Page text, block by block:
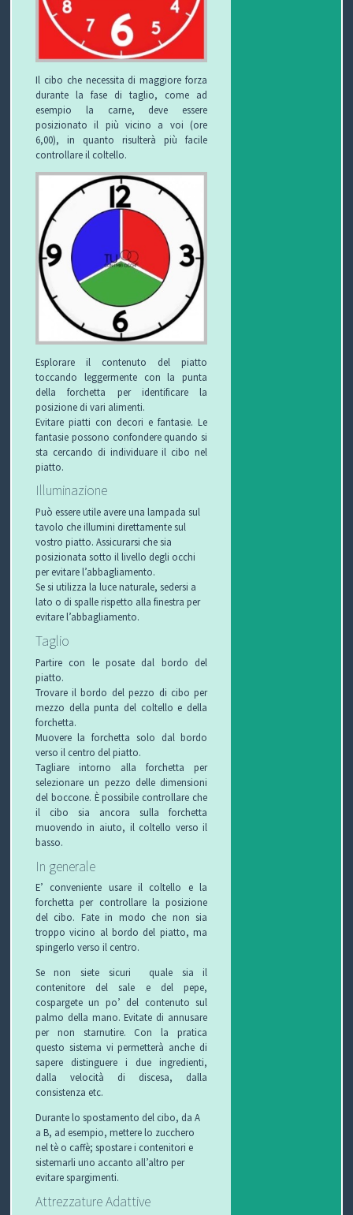
Il cibo che necessita di maggiore forza
durante la fase di taglio, come ad
esempio la carne, deve essere
posizionato il più vicino a voi (ore
6,00), in quanto risulterà più facile
controllare il coltello.
Esplorare il contenuto del piatto
toccando leggermente con la punta
della forchetta per identificare la
posizione di vari alimenti.
Evitare piatti con decori e fantasie. Le
fantasie possono confondere quando si
sta cercando di individuare il cibo nel
piatto.
Illuminazione
Può essere utile avere una lampada sul
tavolo che illumini direttamente sul
vostro piatto. Assicurarsi che sia
posizionata sotto il livello degli occhi
per evitare l’abbagliamento.
Se si utilizza la luce naturale, sedersi a
lato o di spalle rispetto alla finestra per
evitare l’abbagliamento.
Taglio
Partire con le posate dal bordo del
piatto.
Trovare il bordo del pezzo di cibo per
mezzo della punta del coltello e della
forchetta.
Muovere la forchetta solo dal bordo
verso il centro del piatto.
Tagliare intorno alla forchetta per
selezionare un pezzo delle dimensioni
del boccone. È possibile controllare che
il cibo sia ancora sulla forchetta
muovendo in aiuto, il coltello verso il
basso.
In generale
E’ conveniente usare il coltello e la
forchetta per controllare la posizione
del cibo. Fate in modo che non sia
troppo vicino al bordo del piatto, ma
spingerlo verso il centro.
Se non siete sicuri quale sia il
contenitore del sale e del pepe,
cospargete un po’ del contenuto sul
palmo della mano. Evitate di annusare
per non starnutire. Con la pratica
questo sistema vi permetterà anche di
sapere distinguere i due ingredienti,
dalla velocità di discesa, dalla
consistenza etc.
Durante lo spostamento del cibo, da A
a B, ad esempio, mettere lo zucchero
nel tè o caffè; spostare i contenitori e
sistemarli uno accanto all’altro per
evitare spargimenti.
Attrezzature Adattive